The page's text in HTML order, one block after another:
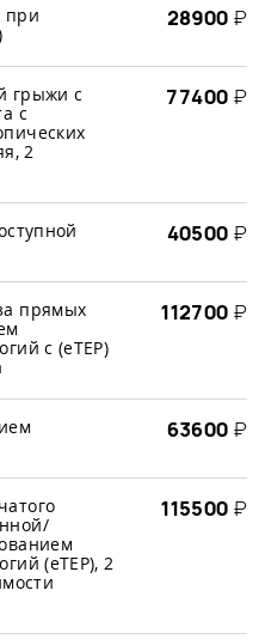
при
28900 ₽
грыжи с
с
2
77400 ₽
40500 ₽
прямых
с (еТЕР)
112700 ₽
63600 ₽
(еТЕР), 2
115500 ₽